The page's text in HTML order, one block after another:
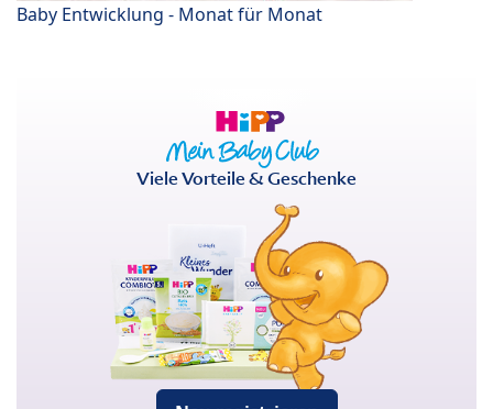
Baby Entwicklung - Monat für Monat
Viele Vorteile & Geschenke